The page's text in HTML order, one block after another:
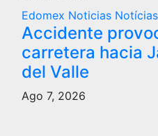
Edomex Noticias Notícias
Accidente
carretera hacia
del Valle
Ago 7, 2026